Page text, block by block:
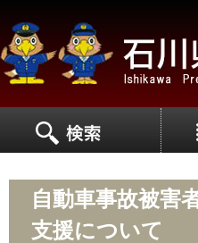
自動車事故被害
支援について